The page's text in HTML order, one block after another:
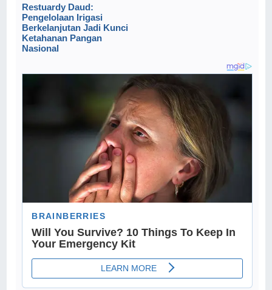
Restuardy Daud:
Pengelolaan Irigasi
Berkelanjutan Jadi Kunci
Ketahanan Pangan
Nasional